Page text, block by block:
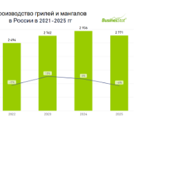
и
компаний-
компаний
показателей
основных